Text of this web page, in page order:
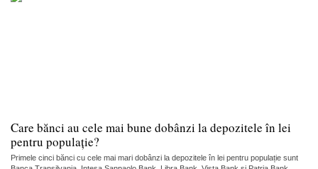
Care bănci au cele mai bune dobânzi la depozitele în lei
pentru populație?
Primele cinci bănci cu cele mai mari dobânzi la depozitele în lei pentru populație sunt